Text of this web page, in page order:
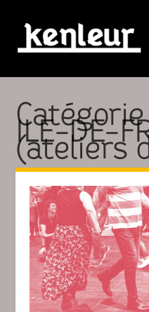
ILE-DE-
(ateliers